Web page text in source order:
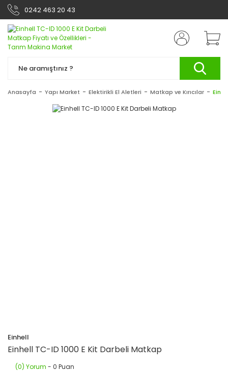
0242 463 20 43
Anasayfa Yapı Market Elektirikli El Aletleri Matkap ve Kırıcılar
Einhell
Einhell TC-ID 1000 E Kit Darbeli Matkap
(0) Yorum - 0 Puan